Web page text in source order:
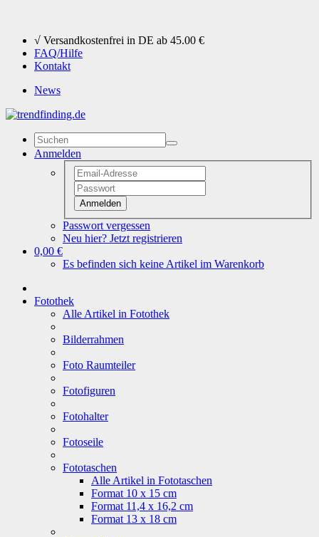
√ Versandkostenfrei in DE ab 45.00 €
FAQ/Hilfe
Kontakt
News
Anmelden
Anmelden
Passwort vergessen
Neu hier? Jetzt registrieren
0,00 €
Es befinden sich keine Artikel im Warenkorb
Fotothek
Alle Artikel in Fotothek
Bilderrahmen
Foto Raumteiler
Fotofiguren
Fotohalter
Fotoseile
Fototaschen
Alle Artikel in Fototaschen
Format 10 x 15 cm
Format 11,4 x 16,2 cm
Format 13 x 18 cm